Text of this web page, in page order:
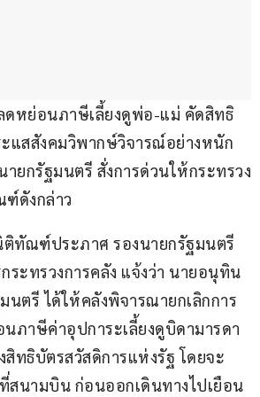
ดหย่อนภาษีเลี้ยงดูพ่อ-แม่ คัดสิทธิ
แสสังคมวิพากษ์วิจารณ์อย่างหนัก
ยกรัฐมนตรี สั่งการด่วนให้กระทรวง
ดังกล่าว
ติทัณฑ์ประภาศ รองนายกรัฐมนตรี
ระทรวงการคลัง แจ้งว่า นายอนุทิน
นตรี ได้ให้คลังพิจารณายกเลิกการ
ภาษีค่าอุปการะเลี้ยงดูบิดามารดา
ทธิบัตรสวัสดิการแห่งรัฐ โดยจะ
สนามบิน ก่อนออกเดินทางไปเยือน